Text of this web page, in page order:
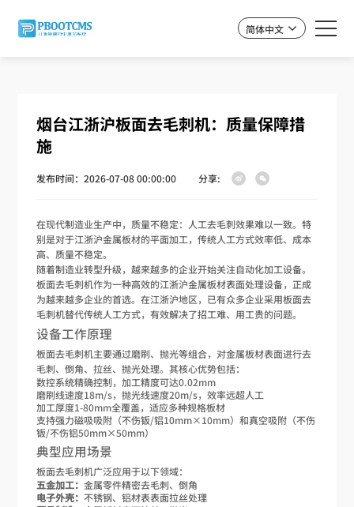
简体中文
烟台江浙沪板面去毛刺机：质量保障措
施
发布时间：2026-07-08 00:00:00 分享:
在现代制造业生产中，质量不稳定：人工去毛刺效果难以一致。特
别是对于江浙沪金属板材的平面加工，传统人工方式效率低、成本
高、质量不稳定。
随着制造业转型升级，越来越多的企业开始关注自动化加工设备。
板面去毛刺机作为一种高效的江浙沪金属板材表面处理设备，正成
为越来越多企业的首选。在江浙沪地区，已有众多企业采用板面去
毛刺机替代传统人工方式，有效解决了招工难、用工贵的问题。
设备工作原理
板面去毛刺机主要通过磨刷、抛光等组合，对金属板材表面进行去
毛刺、倒角、拉丝、抛光处理。其核心优势包括：
数控系统精确控制，加工精度可达0.02mm
磨刷线速度18m/s，抛光线速度20m/s，效率远超人工
加工厚度1-80mm全覆盖，适应多种规格板材
支持强力磁吸吸附（不伤钣/铝10mm×10mm）和真空吸附（不伤
钣/不伤铝50mm×50mm）
典型应用场景
板面去毛刺机广泛应用于以下领域：
五金加工：金属零件精密去毛刺、倒角
电子外壳：不锈钢、铝材表表面拉丝处理